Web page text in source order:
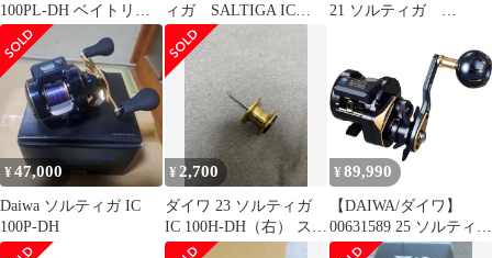
100PL-DH ベイトリー
ル
ィガ SALTIGA IC
100P-DH 美品
21 ソルティガ
¥47,000
Daiwa ソルティガ IC
100P-DH
¥2,700
ダイワ 23 ソルティガ
IC 100H-DH（右） スプ
ール
¥ 89,990
【DAIWA/ダイワ】
00631589 25 ソルティガ
IC 100HL-C (444449) ソ